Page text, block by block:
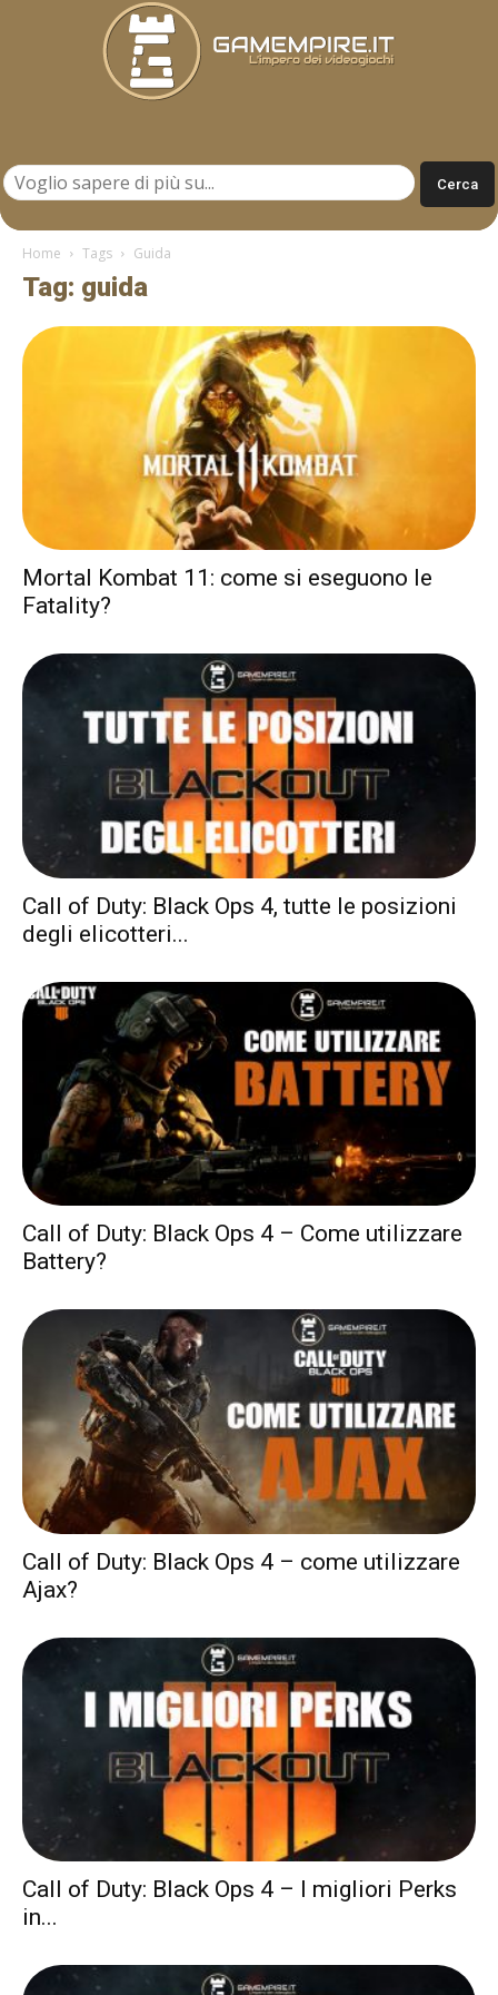
Home Tags Guida
Tag: guida
Mortal Kombat 11: come si eseguono le
Fatality?
Call of Duty: Black Ops 4, tutte le posizioni
degli elicotteri...
Call of Duty: Black Ops 4 – Come utilizzare
Battery?
Call of Duty: Black Ops 4 – come utilizzare
Ajax?
Call of Duty: Black Ops 4 – I migliori Perks
in...